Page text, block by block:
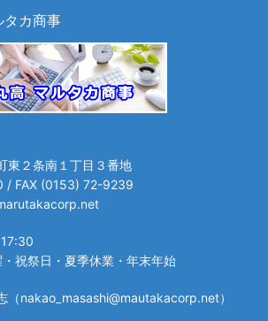
タカ商事
東２条南１丁目３番地
/ FAX (0153) 72-9239
祝祭日・夏季休業・年末年始
nakao_masashi@mautakacorp.net）